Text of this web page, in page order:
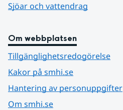
Sjöar och vattendrag
Om webbplatsen
Tillgänglighetsredogörelse
Kakor på smhi.se
Hantering av personuppgifter
Om smhi.se